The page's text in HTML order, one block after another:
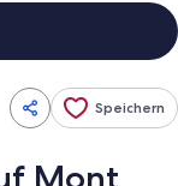
Speichern
Mont